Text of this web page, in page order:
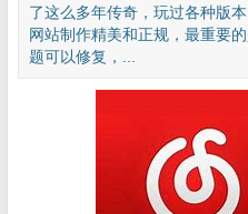
了这么多年传奇，玩过各种版
网站制作精美和正规，最重要
题可以修复，...